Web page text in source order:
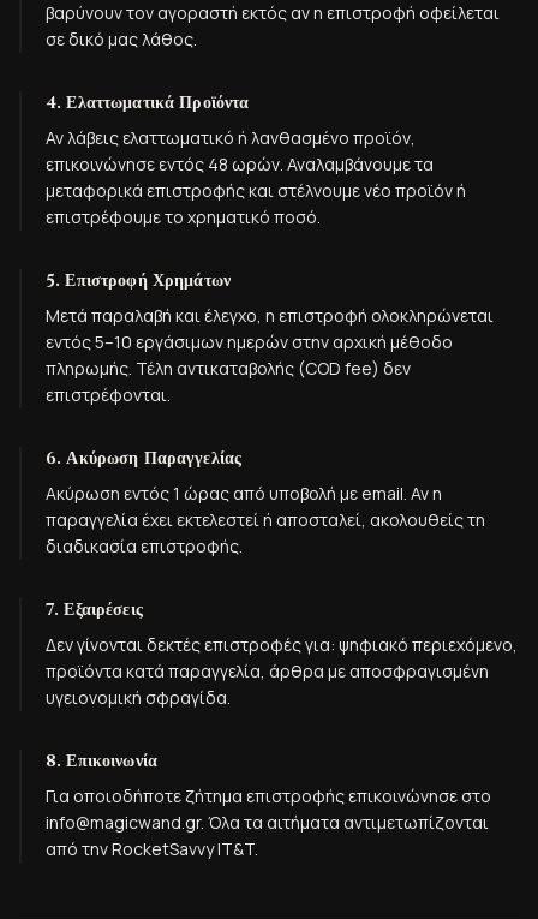
βαρύνουν τον αγοραστή εκτός αν η επιστροφή οφείλεται
σε δικό μας λάθος.
4. Ελαττωματικά Προϊόντα
Αν λάβεις ελαττωματικό ή λανθασμένο προϊόν,
επικοινώνησε εντός 48 ωρών. Αναλαμβάνουμε τα
μεταφορικά επιστροφής και στέλνουμε νέο προϊόν ή
επιστρέφουμε το χρηματικό ποσό.
5. Επιστροφή Χρημάτων
Μετά παραλαβή και έλεγχο, η επιστροφή ολοκληρώνεται
εντός 5–10 εργάσιμων ημερών στην αρχική μέθοδο
πληρωμής. Τέλη αντικαταβολής (COD fee) δεν
επιστρέφονται.
6. Ακύρωση Παραγγελίας
Ακύρωση εντός 1 ώρας από υποβολή με email. Αν η
παραγγελία έχει εκτελεστεί ή αποσταλεί, ακολουθείς τη
διαδικασία επιστροφής.
7. Εξαιρέσεις
Δεν γίνονται δεκτές επιστροφές για: ψηφιακό περιεχόμενο,
προϊόντα κατά παραγγελία, άρθρα με αποσφραγισμένη
υγειονομική σφραγίδα.
8. Επικοινωνία
Για οποιοδήποτε ζήτημα επιστροφής επικοινώνησε στο
info@magicwand.gr. Όλα τα αιτήματα αντιμετωπίζονται
από την RocketSavvy IT&T.